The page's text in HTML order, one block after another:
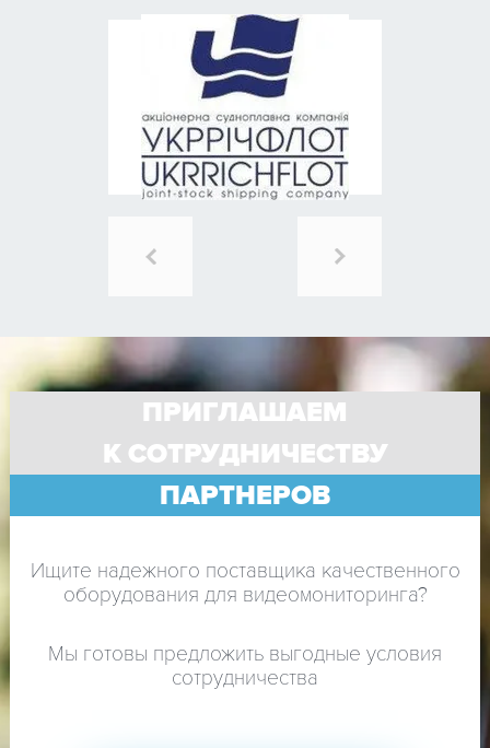
ПРИГЛАШАЕМ
К СОТРУДНИЧЕСТВУ
ПАРТНЕРОВ
Ищите надежного поставщика качественного
оборудования для видеомониторинга?
Мы готовы предложить выгодные условия
сотрудничества